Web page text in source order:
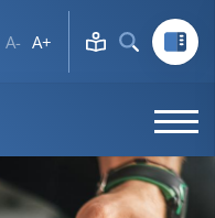
A- A+